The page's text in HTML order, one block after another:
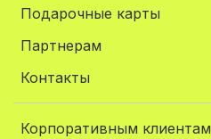
Подарочные карты
Партнерам
Контакты
Корпоративным клиентам